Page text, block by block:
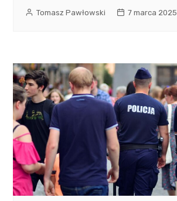
Tomasz Pawłowski 7 marca 2025